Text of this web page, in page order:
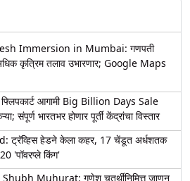
Immersion in Mumbai: गणपती
कृत्रिम तलाव उभारणार; Google Maps
आगामी Big Billion Days Sale
संपूर्ण भारतभर होणार पूर्ती केंद्रांचा विस्तार
ट्रॅव्हिस हेडने केला कहर, 17 चेंडूत अर्धशतक
'पॉवरप्ले किंग'
Muhurat: गणेश चतुर्थीनिमित्त जाणून